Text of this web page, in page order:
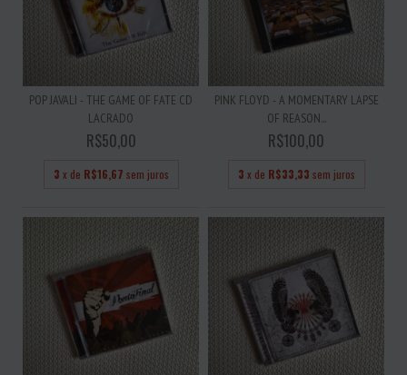
POP JAVALI - THE GAME OF FATE CD
LACRADO
R$50,00
3 x de R$16,67 sem juros
PINK FLOYD - A MOMENTARY LAPSE
OF REASON...
R$100,00
3 x de R$33,33 sem juros